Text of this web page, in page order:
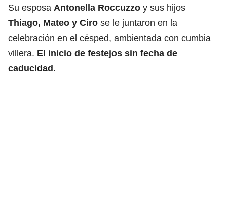
Su esposa Antonella Roccuzzo y sus hijos
Thiago, Mateo y Ciro se le juntaron en la
celebración en el césped, ambientada con cumbia
villera. El inicio de festejos sin fecha de
caducidad.